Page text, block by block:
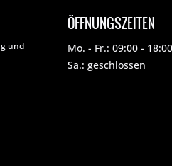
und
ÖFFNUNGSZEITEN
Mo. - Fr.: 09:00 -
Sa.: geschlossen